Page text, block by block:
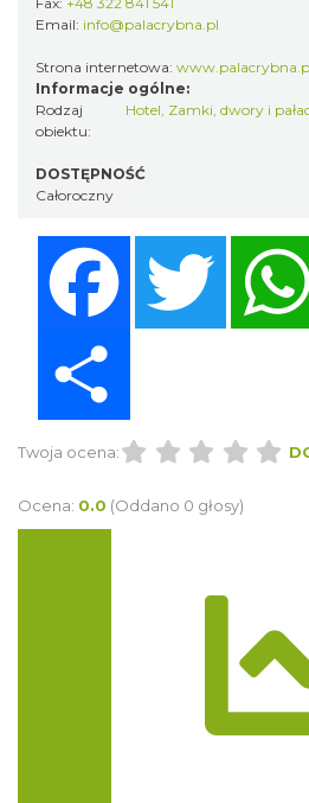
Email: info@palacrybna.pl
Strona internetowa:
Informacje ogólne:
Rodzaj
obiektu:
Hotel, Zamki, dwory i
DOSTĘPNOŚĆ
Całoroczny
Twitter
Twoja ocena:
Ocena: 0.0 (Oddano 0 głosy)